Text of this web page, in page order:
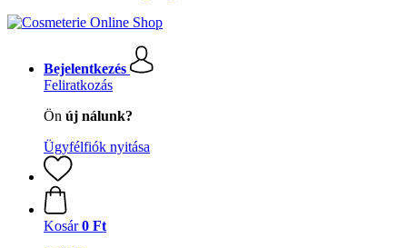
Bejelentkezés
Feliratkozás
Ön új nálunk?
Ügyfélfiók nyitása
Kosár 0 Ft